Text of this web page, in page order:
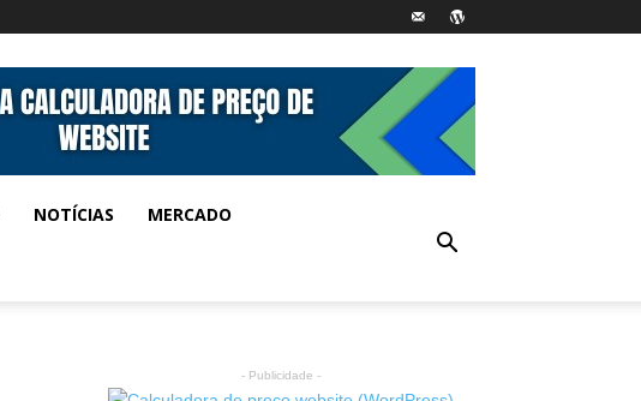
NOTÍCIAS MERCADO
- Publicidade -